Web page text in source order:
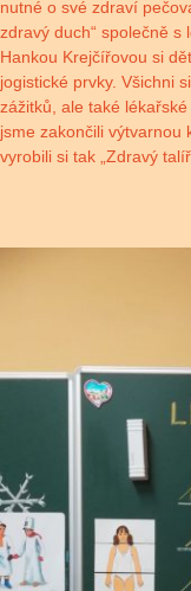
nutné o své zdraví
zdravý duch“ společně
Hankou Krejčířovou si
jogistické prvky. Všichni
zážitků, ale také
jsme zakončili výtvarnou
vyrobili si tak „Zdravý